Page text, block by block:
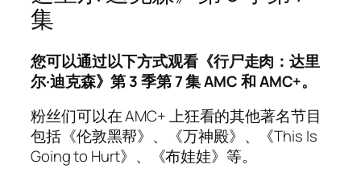
集
您可以通过以下方式观看《行尸走肉：达里
尔·迪克森》第 3 季第 7 集AMC 和 AMC+。
粉丝们可以在 AMC+ 上狂看的其他著名节目
包括《伦敦黑帮》、《万神殿》、《This Is
Going to Hurt》、《布娃娃》等。